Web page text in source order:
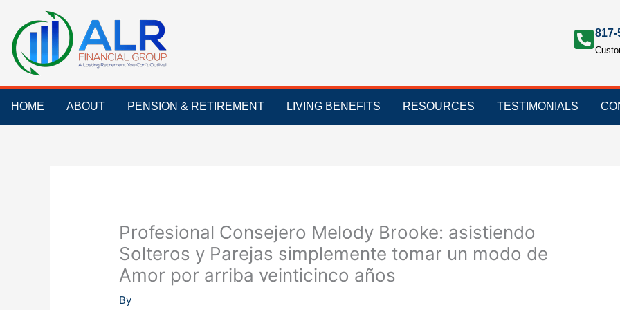
content
817-
HOME ABOUT PENSION & RETIREMENT LIVING BENEFITS RESOURCES TESTIMONIALS
Profesional Consejero Melody Brooke: asistiendo
Solteros y Parejas simplemente tomar un modo de
Amor por arriba veinticinco años
By